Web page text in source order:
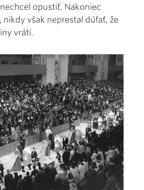
opustiť. Nakoniec
však neprestal dúfať, že
vráti.